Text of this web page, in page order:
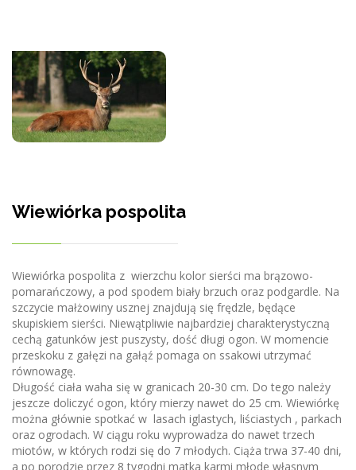
Wiewiórka pospolita
Wiewiórka pospolita z wierzchu kolor sierści ma brązowo-
pomarańczowy, a pod spodem biały brzuch oraz podgardle. Na
szczycie małżowiny usznej znajdują się frędzle, będące
skupiskiem sierści. Niewątpliwie najbardziej charakterystyczną
cechą gatunków jest puszysty, dość długi ogon. W momencie
przeskoku z gałęzi na gałąź pomaga on ssakowi utrzymać
równowagę.
Długość ciała waha się w granicach 20-30 cm. Do tego należy
jeszcze doliczyć ogon, który mierzy nawet do 25 cm. Wiewiórkę
można głównie spotkać w lasach iglastych, liściastych , parkach
oraz ogrodach. W ciągu roku wyprowadza do nawet trzech
miotów, w których rodzi się do 7 młodych. Ciąża trwa 37-40 dni,
a po porodzie przez 8 tygodni matka karmi młode własnym